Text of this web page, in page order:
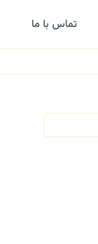
تماس با ما